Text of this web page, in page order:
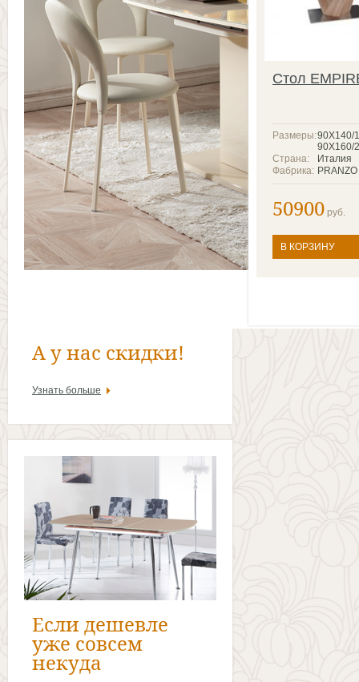
А у нас скидки!
Узнать больше
Если дешевле
уже совсем
некуда
Стол
90Х140/
90Х160/
Размеры:
Италия
Страна:
PRANZO
Фабрика:
50900 руб.
В КОРЗИНУ